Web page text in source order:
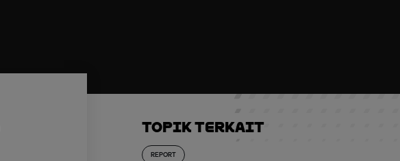
Topik Terkait
REPORT